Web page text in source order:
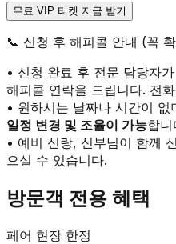
무료 VIP 티켓 지금 받기
📞 신청 후 해피콜 안내 (꼭
• 신청 완료 후 전문 담당자가
해피콜 연락을 드립니다. 전
• 원하시는 날짜나 시간이 없
일정 변경 및 조율이 가능합니
• 예비 신랑, 신부님이 함께
으실 수 있습니다.
방문객 전용 혜택
페어 현장 한정